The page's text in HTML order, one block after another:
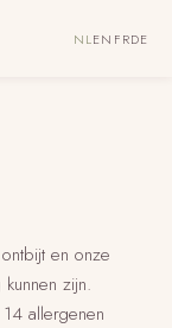
NLEN FRDE
en onze
zijn.
allergenen